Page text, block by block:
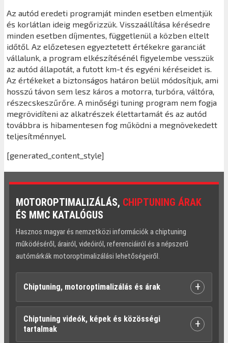
Az autód eredeti programját minden esetben elmentjük
és korlátlan ideig megőrizzük. Visszaállítása kérésedre
minden esetben díjmentes, függetlenül a közben eltelt
időtől. Az előzetesen egyeztetett értékekre garanciát
vállalunk, a program elkészítésénél figyelembe vesszük
az autód állapotát, a futott km-t és egyéni kéréseidet is.
Az értékeket a biztonságos határon belül módosítjuk, ami
hosszú távon sem lesz káros a motorra, turbóra, váltóra,
részecskeszűrőre. A minőségi tuning program nem fogja
megrövidíteni az alkatrészek élettartamát és az autód
továbbra is hibamentesen fog működni a megnövekedett
teljesítménnyel.
[generated_content_style]
MOTOROPTIMALIZÁLÁS, CHIPTUNING ÁRAK
ÉS MMC KATALÓGUS
Hasznos magyar és nemzetközi információk a chiptuning
működéséről, árairól, videóiról, referenciáiról és a népszerű
autómárkák motoroptimalizálási lehetőségeiről.
Chiptuning, motoroptimalizálás és árak +
Chiptuning videók, képek és közösségi
tartalmak
+